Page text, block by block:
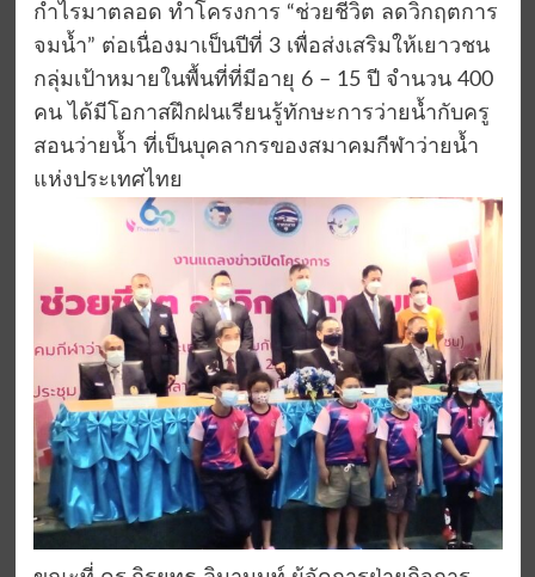
กำไรมาตลอด ทำโครงการ “ช่วยชีวิต ลดวิกฤตการ
จมน้ำ” ต่อเนื่องมาเป็นปีที่ 3 เพื่อส่งเสริมให้เยาวชน
กลุ่มเป้าหมายในพื้นที่ที่มีอายุ 6 – 15 ปี จำนวน 400
คน ได้มีโอกาสฝึกฝนเรียนรู้ทักษะการว่ายน้ำกับครู
สอนว่ายน้ำ ที่เป็นบุคลากรของสมาคมกีฬาว่ายน้ำ
แห่งประเทศไทย